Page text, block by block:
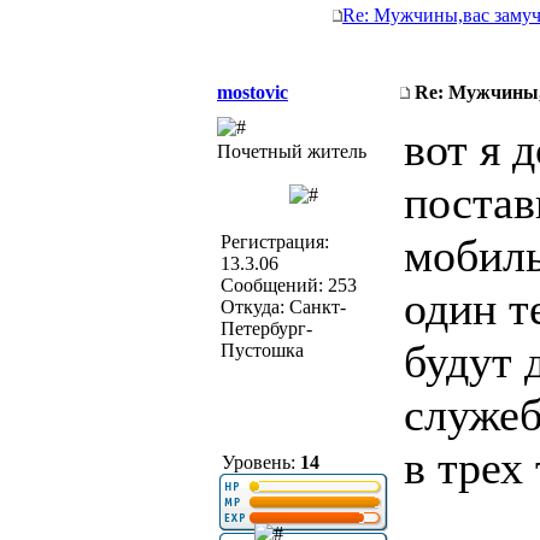
Re: Мужчины,вас
mostovic Re:
Почетный житель
Регистрация:
13.3.06
Сообщений: 253
Откуда: Санкт-
Петербург-
Пустошка
Уровень: 14
вот я
один
будут
в трех